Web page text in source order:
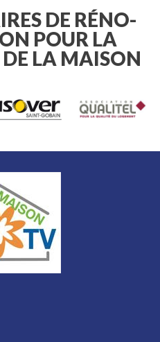
aideront à garder un
résistant et
sans que cela n'affecte la
extérieur.
DE RÉNO-
POUR LA
LA MAISON